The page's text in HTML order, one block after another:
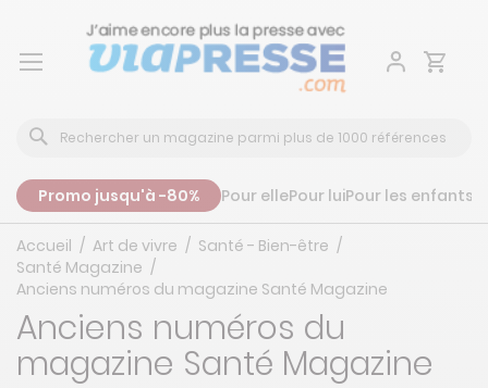
Aller
Promo jusqu'à -80% Pour ellePour luiPour les enfants
Accueil Art de vivre
Santé - Bien-être
Santé Magazine
Anciens numéros du magazine Santé Magazine
Anciens numéros du
magazine Santé Magazine